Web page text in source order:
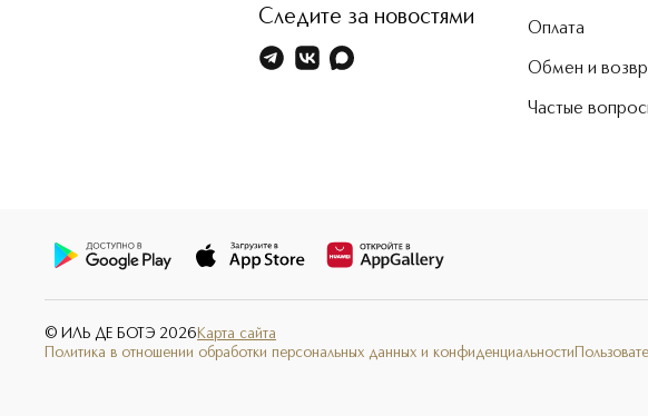
Следите за новостями Оплата
Обмен и
Частые
© ИЛЬ ДЕ БОТЭ 2026 Карта сайта
Политика в отношении обработки персональных данных и конфиденциальности